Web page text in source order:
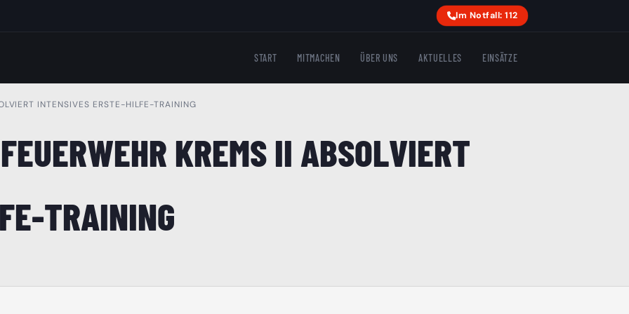
Im Notfall: 112
START MITMACHEN ÜBER UNS AKTUELLES EINSÄTZE
INTENSIVES ERSTE-HILFE-TRAINING
KREMS II ABSOLVIERT
TRAINING